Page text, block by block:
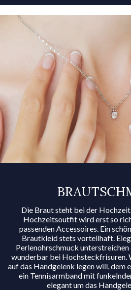
Die Braut steht bei der
Hochzeitsoutfit wird erst so
passenden Accessoires. Ein
Brautkleid stets vorteilhaft.
Perlenohrschmuck
wunderbar bei Hochsteckfrisuren.
auf das Handgelenk legen will, dem
ein Tennisarmband mit
elegant um das